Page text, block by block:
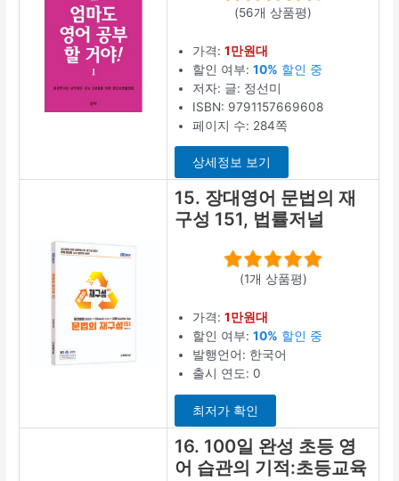
(56개 상품평)
가격:1만원대
할인 여부:10% 할인 중
저자: 글: 정선미
ISBN: 9791157669608
페이지 수: 284쪽
상세정보 보기
15. 장대영어 문법의 재
구성 151, 법률저널
(1개 상품평)
가격:1만원대
할인 여부:10% 할인 중
발행언어: 한국어
출시 연도: 0
최저가 확인
16. 100일 완성 초등 영
어 습관의 기적:초등교육